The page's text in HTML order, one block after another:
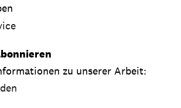
zu unserer Arbeit: